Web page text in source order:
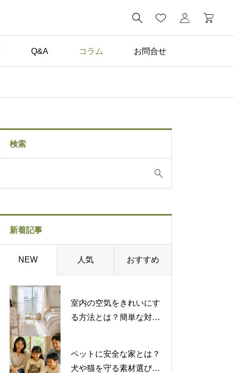

Q&A コラム お問合せ
コラム一覧
検索
新着記事
NEW 人気 おすすめ
室内の空気をきれいにす
る方法とは？簡単な対策
ペットに安全な家とは？
犬や猫を守る素材選びと